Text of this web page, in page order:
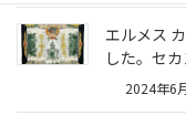
エルメス
した。セ
2024年6